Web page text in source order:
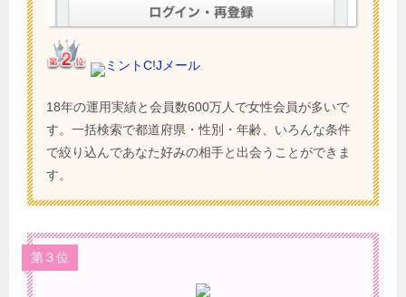
ミントC!Jメール
18年の運用実績と会員数600万人で女性会員が多いで
す。一括検索で都道府県・性別・年齢、いろんな条件
で絞り込んであなた好みの相手と出会うことができま
す。
第３位